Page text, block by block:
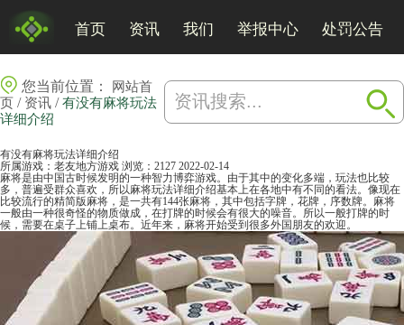
首页 资讯 我们 举报中心 处罚公告
您当前位置：
网站首
页 / 资讯 /有没有麻将玩法
详细介绍
有没有麻将玩法详细介绍
所属游戏： 老友地方游戏 浏览：2127 2022-02-14
麻将是由中国古时候发明的一种智力博弈游戏。由于其中的变化多端，玩法也比较
多，普遍受群众喜欢，所以麻将玩法详细介绍基本上在各地中有不同的看法。像现在
比较流行的精简版麻将，是一共有144张麻将，其中包括字牌，花牌，序数牌。麻将
一般由一种很奇怪的物质做成，在打牌的时候会有很大的噪音。所以一般打牌的时
候，需要在桌子上铺上桌布。近年来，麻将开始受到很多外国朋友的欢迎。